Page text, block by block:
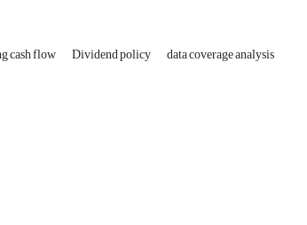
cash flow Dividend policy data coverage analysis